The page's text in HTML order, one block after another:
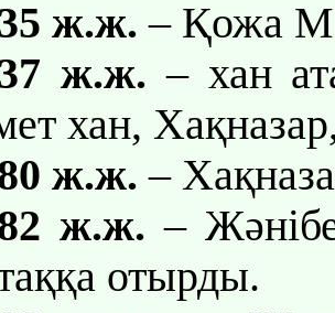
ж.ж. – Қожа
ж.ж. – хан
хан,
ж.ж. –
ж.ж. –
отырды.